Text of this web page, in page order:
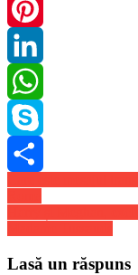
Twitter
Pinterest
LinkedIn
WhatsApp
Skype
Share
Navigare
în
articole
Lasă un răspuns